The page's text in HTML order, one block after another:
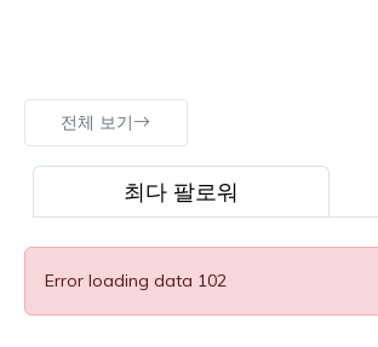
전체 보기
최다 팔로워
Error loading data 102